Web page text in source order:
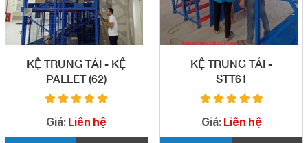
KỆ TRUNG TẢI - KỆ
PALLET (62)
Giá: Liên hệ
KỆ TRUNG TẢI -
STT61
Giá: Liên hệ